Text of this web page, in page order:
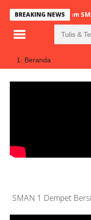
BREAKING NEWS
Program
Beranda
SMAN 1 Dempet